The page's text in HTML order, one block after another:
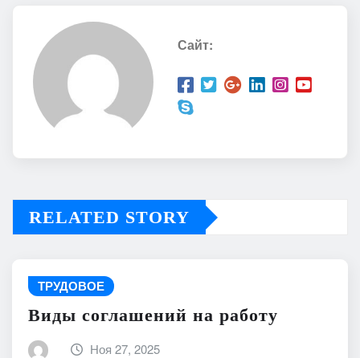
Сайт:
RELATED STORY
ТРУДОВОЕ
Виды соглашений на работу
Ноя 27, 2025